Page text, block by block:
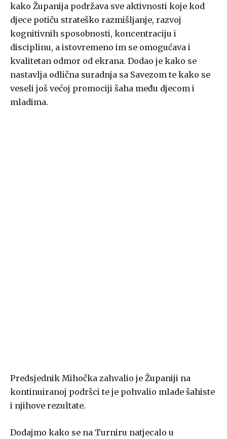
kako Županija podržava sve aktivnosti koje kod
djece potiču strateško razmišljanje, razvoj
kognitivnih sposobnosti, koncentraciju i
disciplinu, a istovremeno im se omogućava i
kvalitetan odmor od ekrana. Dodao je kako se
nastavlja odlična suradnja sa Savezom te kako se
veseli još većoj promociji šaha među djecom i
mladima.
Predsjednik Mihočka zahvalio je Županiji na
kontinuiranoj podršci te je pohvalio mlade šahiste
i njihove rezultate.
Dodajmo kako se na Turniru natjecalo u